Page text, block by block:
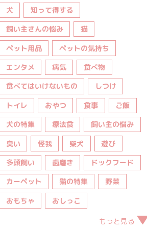
犬
知って得する
飼い主さんの悩み
猫
ペット用品
ペットの気持ち
エンタメ
病気
食べ物
食べてはいけないもの
しつけ
トイレ
おやつ 食事
ご飯
犬の特集
療法食
飼い主の悩み
臭い
怪我 柴犬
遊び
多頭飼い
歯磨き
ドックフード
カーペット
猫の特集
野菜
おもちゃ
おしっこ
もっと見る